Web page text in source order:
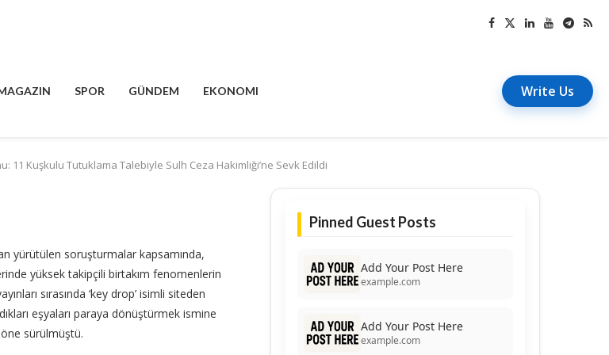
SPOR GÜNDEM EKONOMI Write Us
Kuşkulu Tutuklama Talebiyle Sulh Ceza Hakimliği’ne Sevk Edildi
yürütülen soruşturmalar kapsamında,
yüksek takipçili birtakım fenomenlerin
sırasında ‘key drop’ isimli siteden
eşyaları paraya dönüştürmek ismine
sürülmüştü.
Pinned Guest Posts
Add Your Post Here
example.com
Add Your Post Here
example.com